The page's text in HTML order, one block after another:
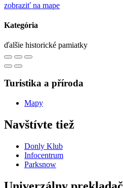
zobraziť na mape
Kategória
ďalšie historické pamiatky
Turistika a příroda
Mapy
Navštívte tiež
Donly Klub
Infocentrum
Parksnow